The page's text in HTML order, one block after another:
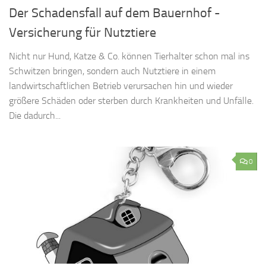
Der Schadensfall auf dem Bauernhof -
Versicherung für Nutztiere
Nicht nur Hund, Katze & Co. können Tierhalter schon mal ins
Schwitzen bringen, sondern auch Nutztiere in einem
landwirtschaftlichen Betrieb verursachen hin und wieder
größere Schäden oder sterben durch Krankheiten und Unfälle.
Die dadurch...
0